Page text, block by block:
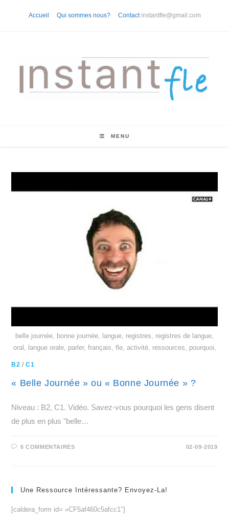
Accueil Qui sommes nous? Contact instantfle@gmail.com
MENU
belle journée, bonne journée, langue, registres, registres de langue,
oral, langue orale, parler, français, fle, activité, ressources, pourquoi,
B2 /C1
« Belle Journée » ou « Bonne Journée » ?
Niveau : B2, C1. Vidéo. Savez-vous pourquoi les gens disent
de plus en plus "belle…
6 COMMENTAIRES 02-09-2019
Une Ressource Intéressante? Envoyez-La!
[caldera_form id= »CF5af460c5afcc1″]